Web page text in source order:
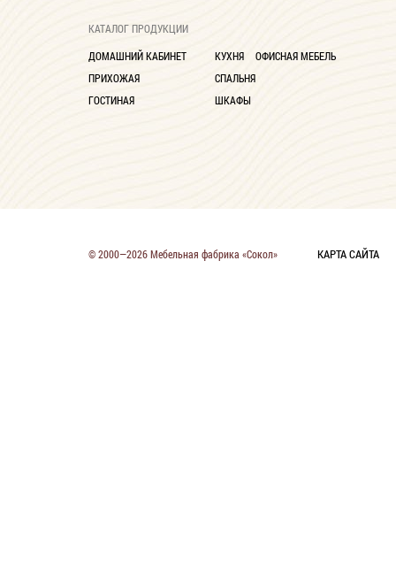
Глубина до 30 см
КАТАЛОГ ПРОДУКЦИИ
ДОМАШНИЙ КАБИНЕТ
ПРИХОЖАЯ
ГОСТИНАЯ
КУХНЯ
СПАЛЬНЯ
ШКАФЫ
ОФИСНАЯ МЕБЕЛЬ
© 2000—2026 Мебельная фабрика «Сокол» КАРТА САЙТА